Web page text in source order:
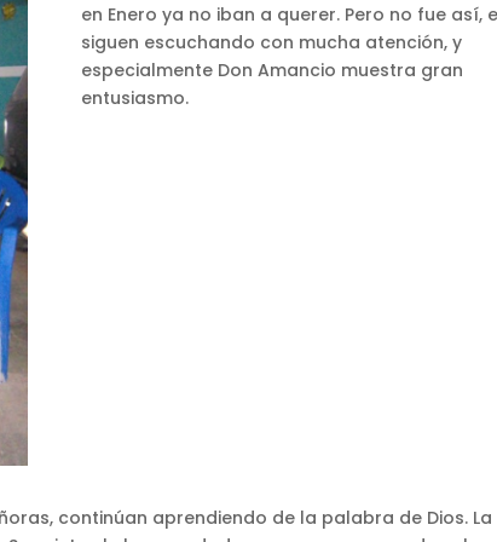
en Enero ya no iban a querer. Pero no fue así,
siguen escuchando con mucha atención, y
especialmente Don Amancio muestra gran
entusiasmo.
continúan aprendiendo de la palabra de Dios. La